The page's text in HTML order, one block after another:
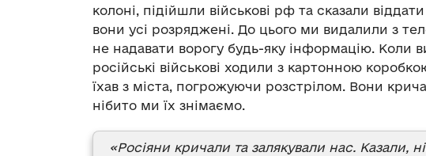
колоні, підійшли військові рф та сказали
вони усі розряджені. До цього ми видалили з
не надавати ворогу будь-яку інформацію. Коли
російські військові ходили з картонною
їхав з міста, погрожуючи розстрілом. Вони
нібито ми їх знімаємо.
«Росіяни кричали та залякували нас. Казали,